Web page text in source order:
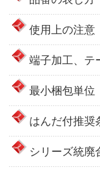
使用上の注意
端子加工、テ
最小梱包単位
はんだ付推奨
シリーズ統廃